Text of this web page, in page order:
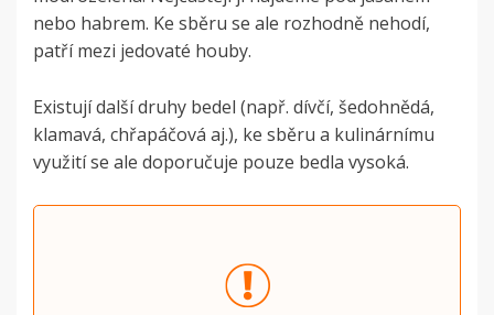
nebo habrem. Ke sběru se ale rozhodně nehodí,
patří mezi jedovaté houby.
Existují další druhy bedel (např. dívčí, šedohnědá,
klamavá, chřapáčová aj.), ke sběru a kulinárnímu
využití se ale doporučuje pouze bedla vysoká.